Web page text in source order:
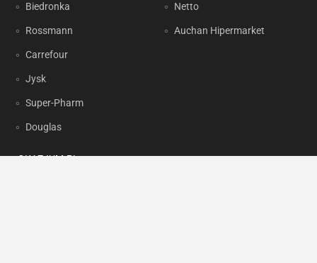
Biedronka
Rossmann
Carrefour
Jysk
Super-Pharm
Douglas
Netto
Auchan Hipermarket
OKAZJUM.PL